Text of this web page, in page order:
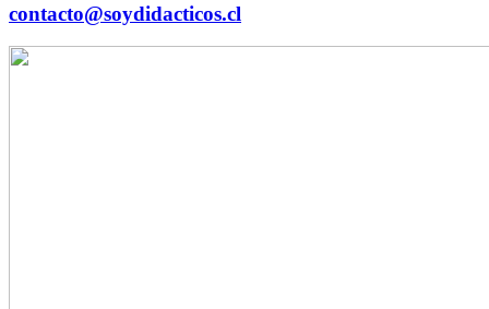
contacto@soydidacticos.cl